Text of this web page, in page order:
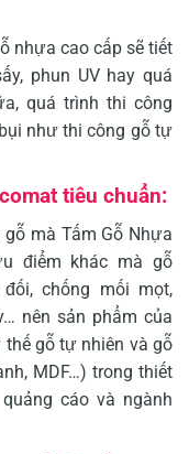
nhựa cao cấp sẽ tiết
phun UV hay quá
quá trình thi công
như thi công gỗ tự
tiêu chuẩn:
mà Tấm Gỗ Nhựa
điểm khác mà gỗ
chống mối mọt,
nên sản phẩm của
gỗ tự nhiên và gỗ
MDF…) trong thiết
cáo và ngành